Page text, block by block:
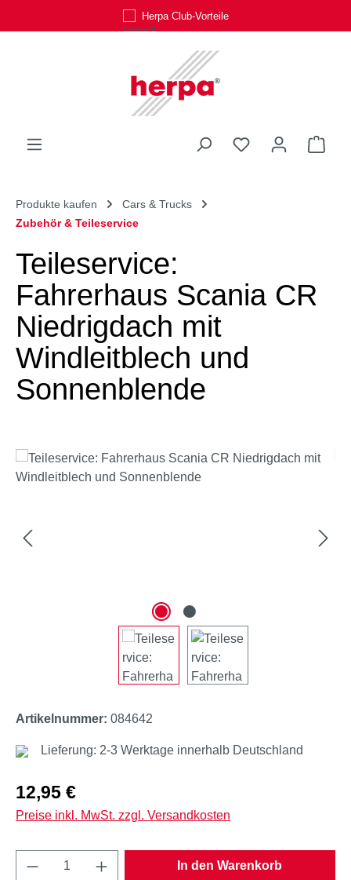
Zum Hauptinhalt springenHerpa Club-Vorteile
Du hast 0
Produkte kaufen
Cars & Trucks
Zubehör & Teileservice
Teileservice:
Fahrerhaus Scania CR
Niedrigdach mit
Windleitblech und
Sonnenblende
Bildergalerie überspringen
Artikelnummer: 084642
Lieferung: 2-3 Werktage innerhalb Deutschland
Regulärer Preis:
12,95 €
Preise inkl. MwSt. zzgl. Versandkosten
Produkt Anzahl: Gib den gewünschten
In den Warenkorb